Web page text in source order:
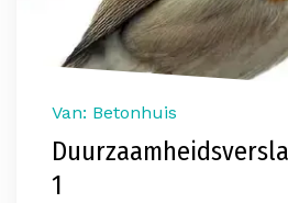
Van: Betonhuis
1